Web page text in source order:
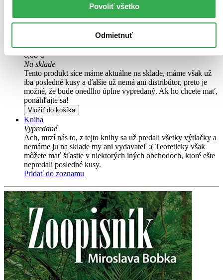
Povoliť všetko
Odmietnuť
Na tejto knihe už síce poznať, že ju niekto
čítal, môže jej chýbať prebal, nie je však poškodená tak, aby
označili nálepkou, ktorá môže na niektorých obaloch
zanechať stopy.
6,08 €
Na sklade
Tento produkt síce máme aktuálne na sklade, máme však už
iba posledné kusy a ďalšie už nemá ani distribútor, preto je
možné, že bude onedlho úplne vypredaný. Ak ho chcete mať,
ponáhľajte sa!
Vložiť do košíka
Kniha
Vypredané
Ach, mrzí nás to, z tejto knihy sa už predali všetky výtlačky a
nemáme ju na sklade my ani vydavateľ :( Teoreticky však
môžete mať šťastie v niektorých iných obchodoch, ktoré ešte
nepredali posledné kusy.
Pridať do zoznamu